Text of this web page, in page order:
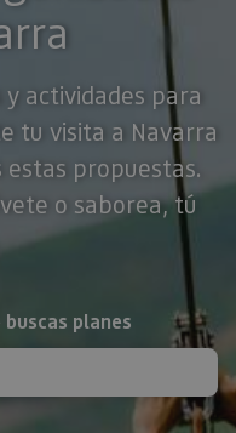
actividades para
tu visita a Navarra
propuestas.
o saborea, tú
planes